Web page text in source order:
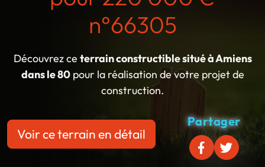
n°66305
Découvrez ce terrain constructible situé à Amiens
dans le 80pour la réalisation de votre projet de
construction.
Voir ce terrain en détail
Partager